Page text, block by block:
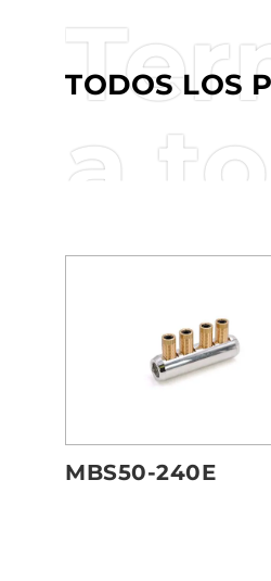
TODOS LOS
a
MBS50-240E